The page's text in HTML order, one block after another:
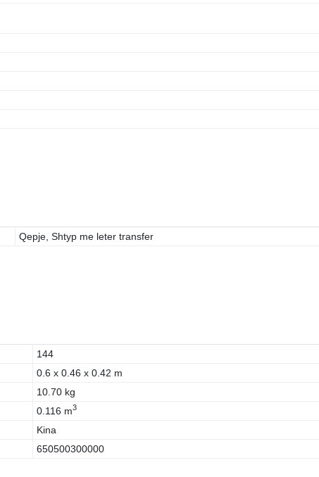
Qepje, Shtyp me leter transfer
144
0.6 x 0.46 x 0.42 m
10.70 kg
0.116 m3
Kina
650500300000